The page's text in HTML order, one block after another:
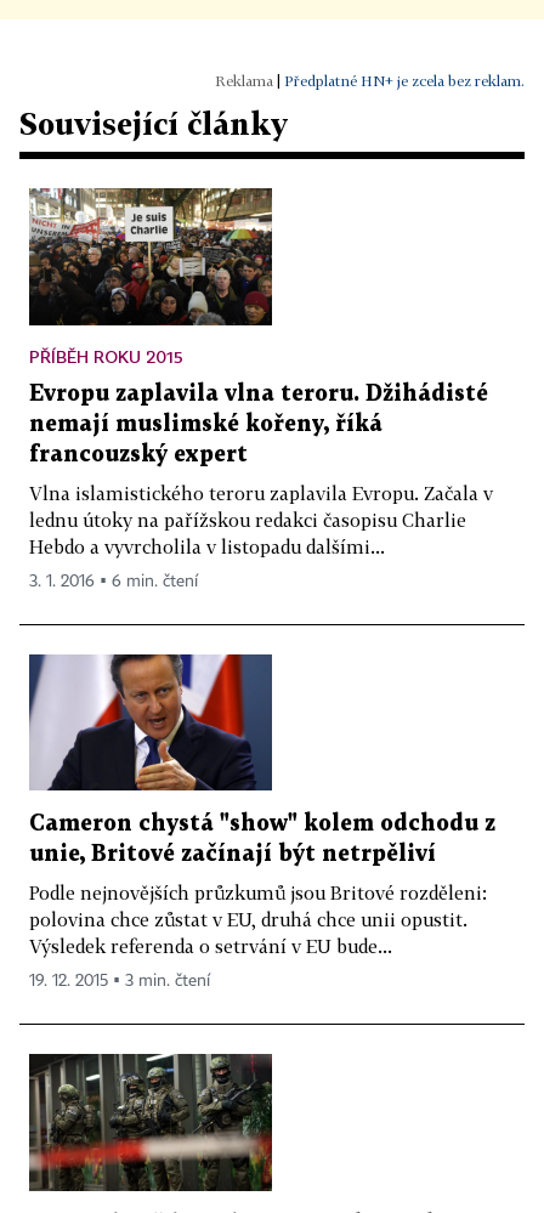
Předplatné HN+ je zcela bez reklam.
Související články
PŘÍBĚH ROKU 2015
Evropu zaplavila vlna teroru. Džihádisté
nemají muslimské kořeny, říká
francouzský expert
Vlna islamistického teroru zaplavila Evropu. Začala v
lednu útoky na pařížskou redakci časopisu Charlie
Hebdo a vyvrcholila v listopadu dalšími...
3. 1. 2016 ▪ 6 min. čtení
Cameron chystá "show" kolem odchodu z
unie, Britové začínají být netrpěliví
Podle nejnovějších průzkumů jsou Britové rozděleni:
polovina chce zůstat v EU, druhá chce unii opustit.
Výsledek referenda o setrvání v EU bude...
19. 12. 2015 ▪ 3 min. čtení